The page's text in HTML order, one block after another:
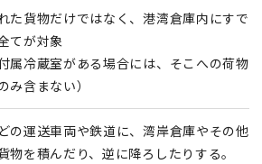
た貨物だけではなく、港湾倉庫内にすで
てが対象
属冷蔵室がある場合には、そこへの荷物
み含まない）
の運送車両や鉄道に、湾岸倉庫やその他
物を積んだり、逆に降ろしたりする。